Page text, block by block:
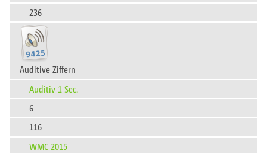
236
Auditive Ziffern
Auditiv 1 Sec.
6
116
WMC 2015